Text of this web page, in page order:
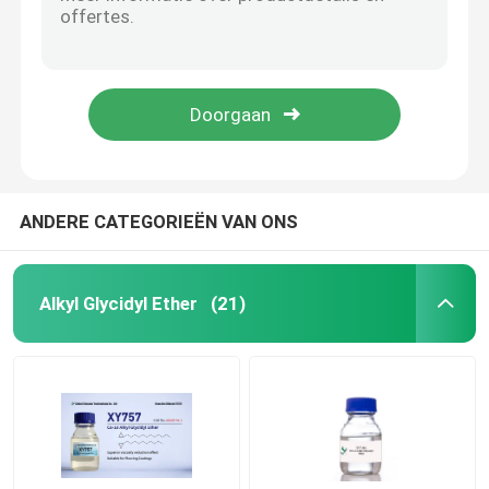
Phenyl Glycidyl Ether
CAS 28768 32 3
Allyl Glycidyl Ether
De gehydrogeneerde epoxyhars van Bisphenol A
ANDERE CATEGORIEËN VAN ONS
Alkyl Glycidyl Ether (21)